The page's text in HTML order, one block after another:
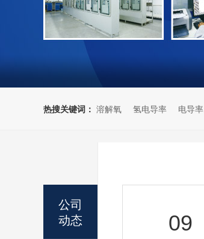
热搜关键词： 溶解氧 氢电导率 电导率
09
公司
动态